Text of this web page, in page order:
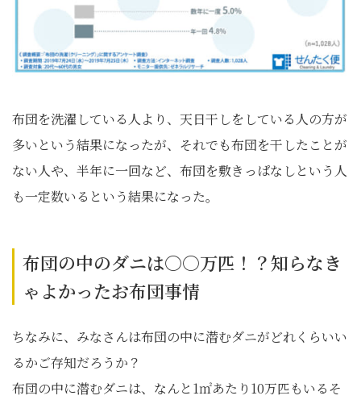
布団を洗濯している人より、天日干しをしている人の方が
多いという結果になったが、それでも布団を干したことが
ない人や、半年に一回など、布団を敷きっぱなしという人
も一定数いるという結果になった。
布団の中のダニは○○万匹！？知らなき
ゃよかったお布団事情
ちなみに、みなさんは布団の中に潜むダニがどれくらいい
るかご存知だろうか？
布団の中に潜むダニは、なんと1㎡あたり10万匹もいるそ